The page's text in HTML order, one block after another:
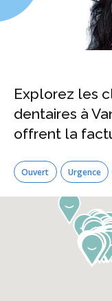
Explorez les
dentaires à
offrent la
Ouvert Urgence